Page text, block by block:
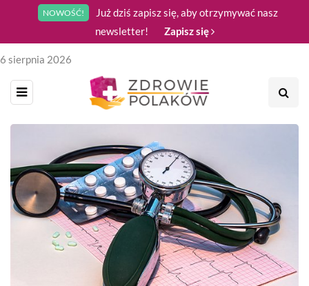
NOWOŚĆ!
Już dziś zapisz się, aby otrzymywać nasz
newsletter!
Zapisz się
6 sierpnia 2026